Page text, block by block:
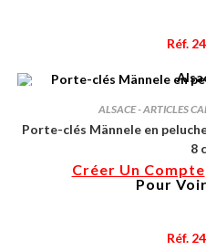
Réf.
ALSACE - ARTICLES
Porte-clés Männele en
8
Créer Un Compte
Pour
Réf.